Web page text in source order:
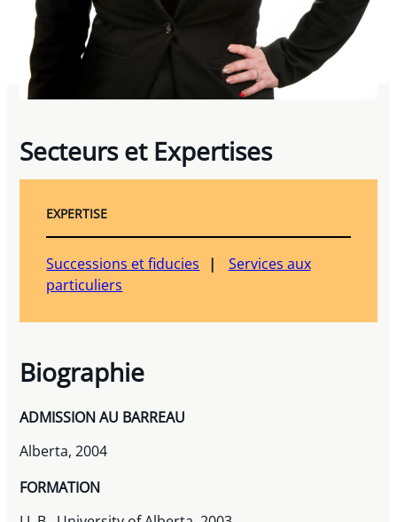
Secteurs et Expertises
EXPERTISE
Successions et fiducies
Services aux
particuliers
Biographie
ADMISSION AU BARREAU
Alberta, 2004
FORMATION